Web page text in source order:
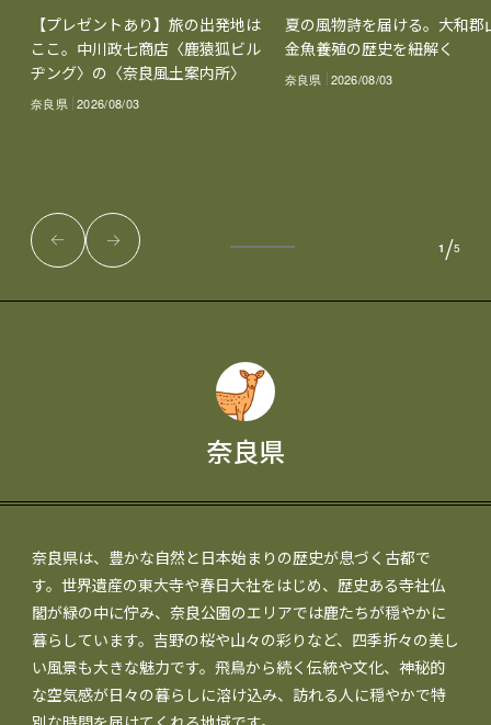
奈良県
奈良県は、豊かな自然と日本始まりの歴史が息づく古都で
す。世界遺産の東大寺や春日大社をはじめ、歴史ある寺社仏
閣が緑の中に佇み、奈良公園のエリアでは鹿たちが穏やかに
暮らしています。吉野の桜や山々の彩りなど、四季折々の美し
い風景も大きな魅力です。飛鳥から続く伝統や文化、神秘的
な空気感が日々の暮らしに溶け込み、訪れる人に穏やかで特
【プレゼントあり】旅の出発地は
ここ。中川政七商店〈鹿猿狐ビル
ヂング〉の〈奈良風土案内所〉
奈良県 2026/08/03
夏の風物詩を届ける。大和郡
金魚養殖の歴史を紐解く
奈良県 2026/08/03
1 /5